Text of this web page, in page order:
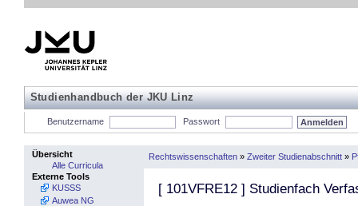
Studienhandbuch der JKU Linz
Benutzername Passwort
Übersicht
Alle Curricula
Externe Tools
KUSSS
Auwea NG
Rechtswissenschaften » Zweiter Studienabschnitt »
[ 101VFRE12 ] Studienfach